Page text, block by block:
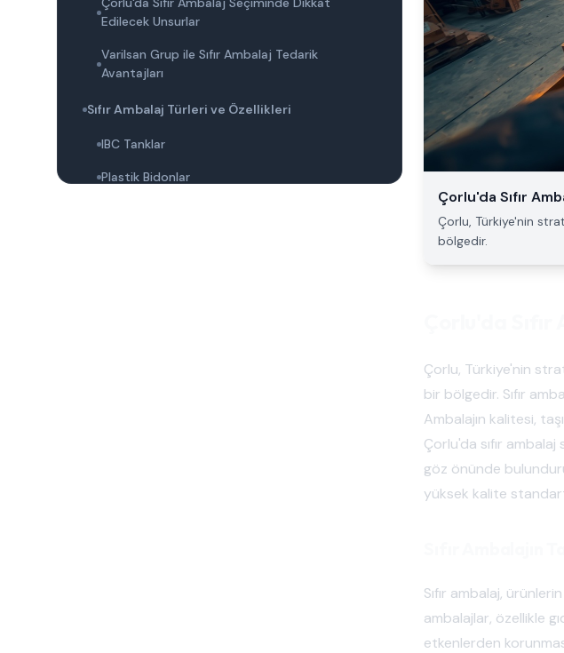
Edilecek Unsurlar
Varilsan Grup ile Sıfır Ambalaj Tedarik
Avantajları
Sıfır Ambalaj Türleri ve Özellikleri
IBC Tanklar
Plastik Bidonlar
Çorlu'da Sıfır
Çorlu, Türkiye'nin
bölgedir.
Çorlu, Türkiye'nin
bir bölgedir. Sıfır
Ambalajın kalitesi,
Çorlu'da sıfır
göz önünde
yüksek kalite
Sıfır ambalaj,
ambalajlar, özellikle
etkenlerden